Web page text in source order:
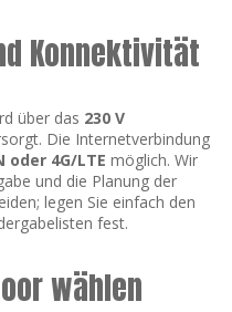
Konnektivität
über das 230 V
Die Internetverbindung
oder 4G/LTE möglich. Wir
und die Planung der
legen Sie einfach den
fest.
wählen